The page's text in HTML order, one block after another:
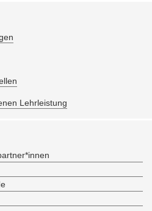
Lehrleistung